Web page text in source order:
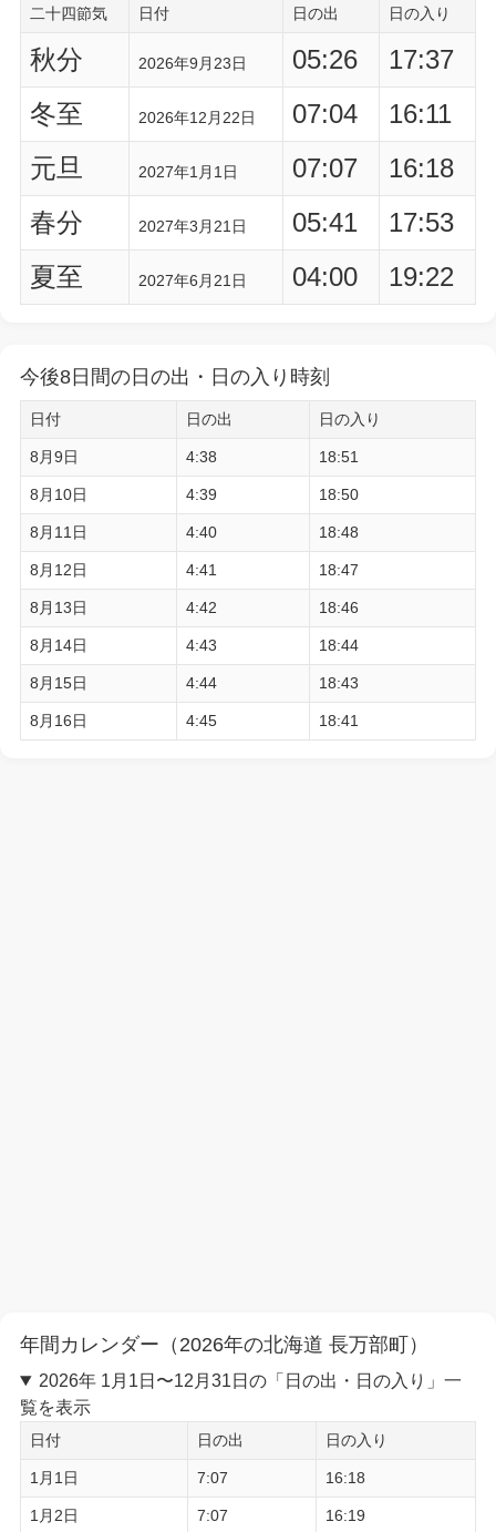
二十四節気 日付 日の出 日の入り
秋分 2026年9月23日 05:26
17:37
冬至
2026年12月22日 07:04
16:11
元旦
2027年1月1日 07:07
16:18
春分
2027年3月21日 05:41
17:53
夏至
2027年6月21日 04:00 19:22
今後8日間の日の出・日の入り時刻
日付 日の出 日の入り
8月9日 4:38 18:51
8月10日 4:39 18:50
8月11日 4:40 18:48
8月12日 4:41 18:47
8月13日 4:42 18:46
8月14日 4:43 18:44
8月15日 4:44 18:43
8月16日 4:45 18:41
年間カレンダー（2026年の北海道 長万部町）
2026年 1月1日〜12月31日の「日の出・日の入り」一
覧を表示
日付 日の出 日の入り
1月1日 7:07 16:18
1月2日 7:07 16:19